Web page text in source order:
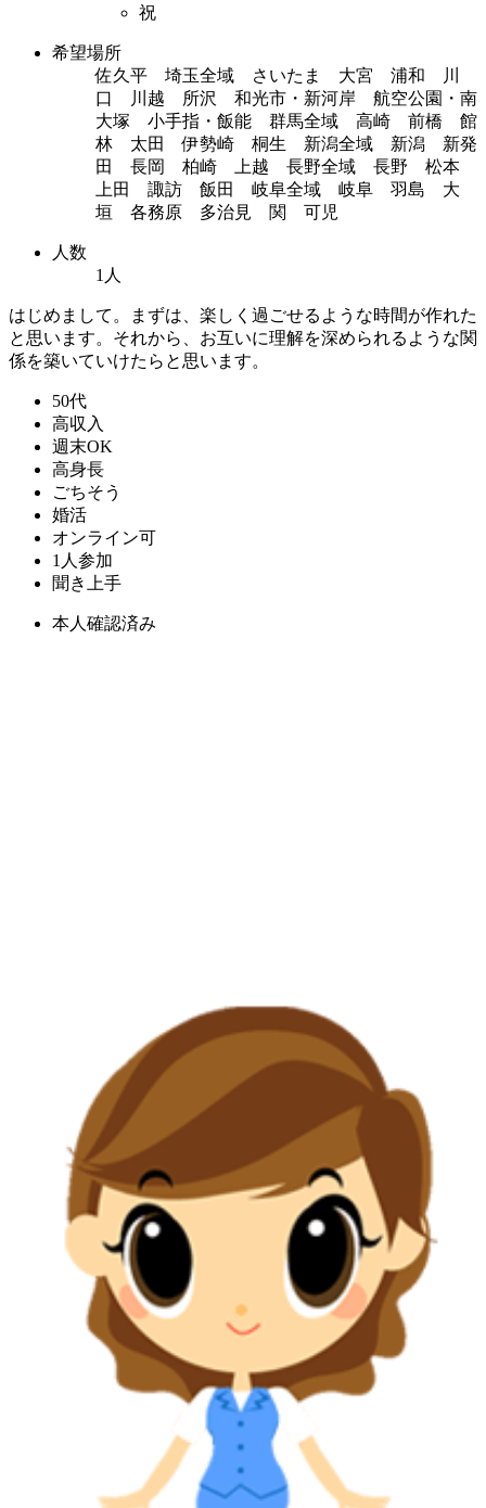
祝
希望場所
佐久平 埼玉全域 さいたま 大宮 浦和 川
口 川越 所沢 和光市・新河岸 航空公園・南
大塚 小手指・飯能 群馬全域 高崎 前橋 館
林 太田 伊勢崎 桐生 新潟全域 新潟 新発
田 長岡 柏崎 上越 長野全域 長野 松本
上田 諏訪 飯田 岐阜全域 岐阜 羽島 大
垣 各務原 多治見 関 可児
人数
1人
はじめまして。まずは、楽しく過ごせるような時間が作れた
と思います。それから、お互いに理解を深められるような関
係を築いていけたらと思います。
50代
高収入
週末OK
高身長
ごちそう
婚活
オンライン可
1人参加
聞き上手
本人確認済み